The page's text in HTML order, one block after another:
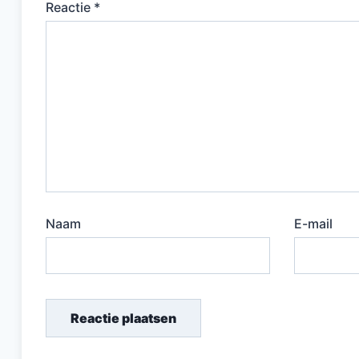
Reactie *
Naam E-mail